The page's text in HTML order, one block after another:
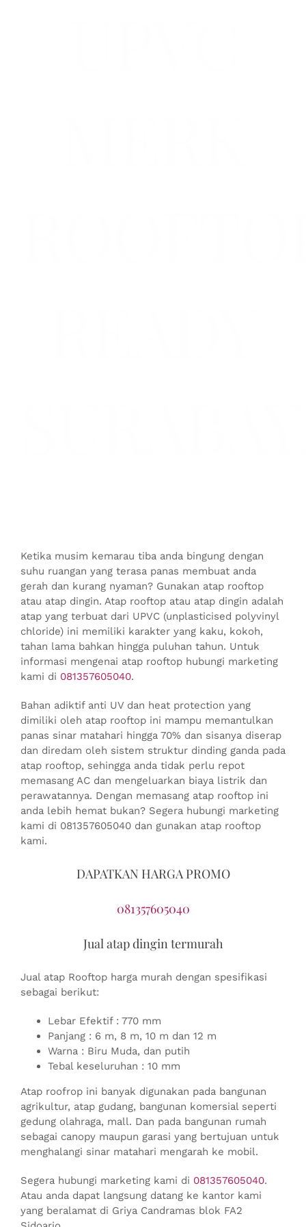
Ketika musim kemarau tiba anda bingung dengan
suhu ruangan yang terasa panas membuat anda
gerah dan kurang nyaman? Gunakan atap rooftop
atau atap dingin. Atap rooftop atau atap dingin adalah
atap yang terbuat dari UPVC (unplasticised polyvinyl
chloride) ini memiliki karakter yang kaku, kokoh,
tahan lama bahkan hingga puluhan tahun. Untuk
informasi mengenai atap rooftop hubungi marketing
kami di 081357605040.
Bahan adiktif anti UV dan heat protection yang
dimiliki oleh atap rooftop ini mampu memantulkan
panas sinar matahari hingga 70% dan sisanya diserap
dan diredam oleh sistem struktur dinding ganda pada
atap rooftop, sehingga anda tidak perlu repot
memasang AC dan mengeluarkan biaya listrik dan
perawatannya. Dengan memasang atap rooftop ini
anda lebih hemat bukan? Segera hubungi marketing
kami di 081357605040 dan gunakan atap rooftop
kami.
DAPATKAN HARGA PROMO
081357605040
Jual atap dingin termurah
Jual atap Rooftop harga murah dengan spesifikasi
sebagai berikut:
Lebar Efektif : 770 mm
Panjang : 6 m, 8 m, 10 m dan 12 m
Warna : Biru Muda, dan putih
Tebal keseluruhan : 10 mm
Atap roofrop ini banyak digunakan pada bangunan
agrikultur, atap gudang, bangunan komersial seperti
gedung olahraga, mall. Dan pada bangunan rumah
sebagai canopy maupun garasi yang bertujuan untuk
menghalangi sinar matahari mengarah ke mobil.
Segera hubungi marketing kami di 081357605040.
Atau anda dapat langsung datang ke kantor kami
yang beralamat di Griya Candramas blok FA2